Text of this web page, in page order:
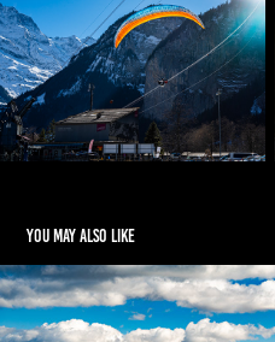
You may also like